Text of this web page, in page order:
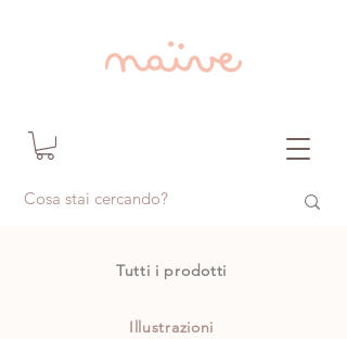
Tutti i prodotti
Illustrazioni